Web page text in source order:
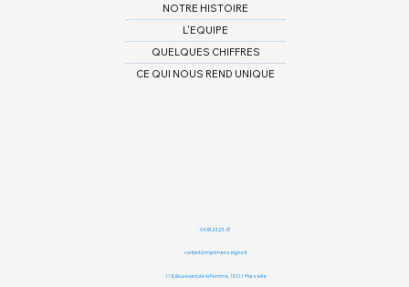
04.91.33.23.47
contact@imprimenseigne.fr
116, Boulevard de la Pomme,13011 Marseille
NOTRE HISTOIRE
L'EQUIPE
QUELQUES CHIFFRES
CE QUI NOUS REND UNIQUE